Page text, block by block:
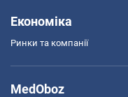
Економіка
Ринки та компанії
MedOboz